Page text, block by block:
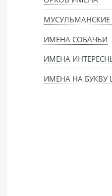
ИМЕНА СОБАЧЬИ
ИМЕНА
ИМЕНА НА БУКВУ